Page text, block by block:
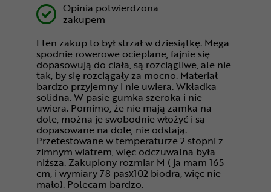
Opinia potwierdzona
zakupem
I ten zakup to był strzał w dziesiątkę. Mega
spodnie rowerowe ocieplane, fajnie się
dopasowują do ciała, są rozciągliwe, ale nie
tak, by się rozciągały za mocno. Materiał
bardzo przyjemny i nie uwiera. Wkładka
solidna. W pasie gumka szeroka i nie
uwiera. Pomimo, że nie mają zamka na
dole, można je swobodnie włożyć i są
dopasowane na dole, nie odstają.
Przetestowane w temperaturze 2 stopni z
zimnym wiatrem, więc odczuwalna była
niższa. Zakupiony rozmiar M ( ja mam 165
cm, i wymiary 78 pasx102 biodra, więc nie
mało). Polecam bardzo.